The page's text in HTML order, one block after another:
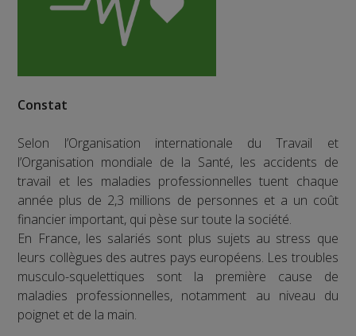
Constat
Selon l’Organisation internationale du Travail et
l’Organisation mondiale de la Santé, les accidents de
travail et les maladies professionnelles tuent chaque
année plus de 2,3 millions de personnes et a un coût
financier important, qui pèse sur toute la société.
En France, les salariés sont plus sujets au stress que
leurs collègues des autres pays européens. Les troubles
musculo-squelettiques sont la première cause de
maladies professionnelles, notamment au niveau du
poignet et de la main.